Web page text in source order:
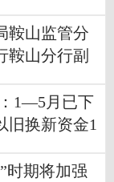
鞍山监管分
鞍山分行副
1—5月已下
旧换新资金1
时期将加强